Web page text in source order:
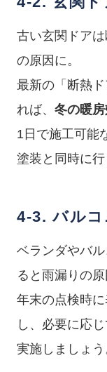
古い玄関ドア
の原因に。
最新の「断熱
れば、 冬の暖
1日で施工可能
塗装と同時に行
4-3. バルコ
ベランダやバ
ると雨漏りの原
年末の点検時
し、必要に応じ
実施しましょう